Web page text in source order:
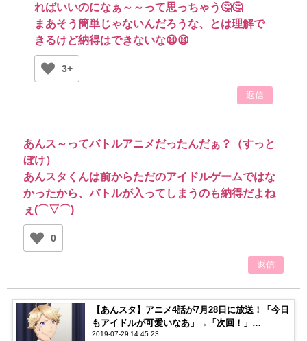
ればいいのになぁ～～って思っちゃう🤔🤔
まあそう簡単じゃないんだろうな、とは理解で
きるけど納得はできないな😫😫
3+
返信
あんス～ってバトルアニメだったんだぁ？（すっと
ぼけ）
あんスタくんは前からただのアイドルゲームではな
かったから、バトルが入ってしまうのも納得だよね
ぇ(⌒▽⌒)
0
返信
【あんスタ】アニメ4話が7月28日に放送！「今日
もアイドルが可愛いなあ」→「次回！」
「え…？？」【ネタバレ注意】
2019-07-29 14:45:23